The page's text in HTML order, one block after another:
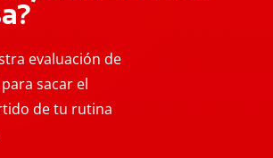
evaluación de
sacar el
de tu rutina